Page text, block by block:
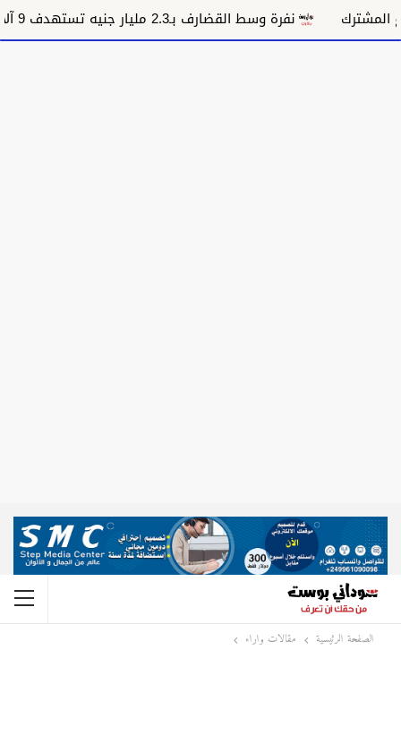
نفرة وسط القضارف بـ2.3 مليار جنيه تستهدف 9 آلاف أسرة
الصفحة الرئيسية مقالات واراء